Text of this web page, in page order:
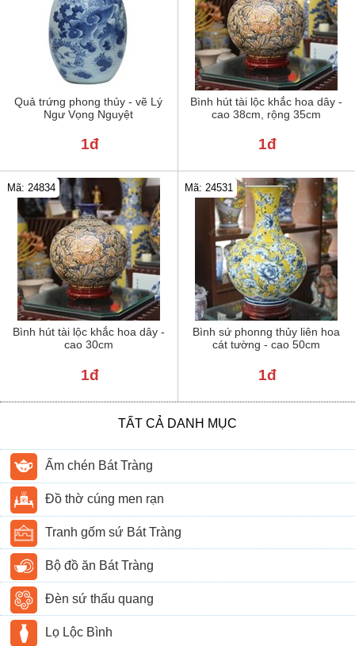
Quả trứng phong thủy - vẽ Lý
Ngư Vọng Nguyệt
1đ
Bình hút tài lộc khắc hoa dây -
cao 38cm, rộng 35cm
1đ
Bình hút tài lộc khắc hoa dây -
cao 30cm
Mã: 24834
1đ
Bình sứ phonng thủy liên hoa
cát tường - cao 50cm
Mã: 24531
1đ
TẤT CẢ DANH MỤC
Ấm chén Bát Tràng
Đồ thờ cúng men rạn
Tranh gốm sứ Bát Tràng
Bộ đồ ăn Bát Tràng
Đèn sứ thấu quang
Lọ Lộc Bình